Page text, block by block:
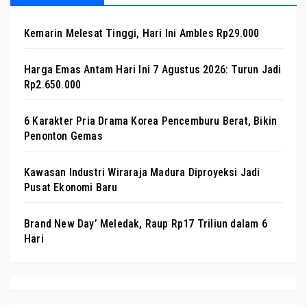
Kemarin Melesat Tinggi, Hari Ini Ambles Rp29.000
Harga Emas Antam Hari Ini 7 Agustus 2026: Turun Jadi
Rp2.650.000
6 Karakter Pria Drama Korea Pencemburu Berat, Bikin
Penonton Gemas
Kawasan Industri Wiraraja Madura Diproyeksi Jadi
Pusat Ekonomi Baru
Brand New Day’ Meledak, Raup Rp17 Triliun dalam 6
Hari